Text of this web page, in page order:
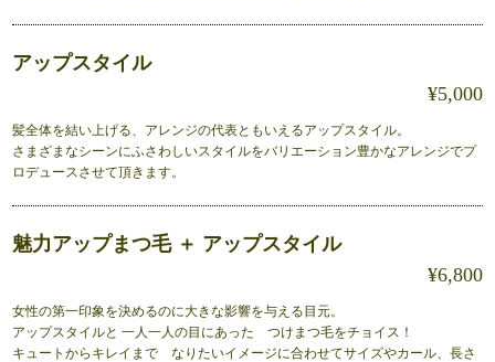
アップスタイル
¥5,000
髪全体を結い上げる、アレンジの代表ともいえるアップスタイル。
さまざまなシーンにふさわしいスタイルをバリエーション豊かなアレンジでプ
ロデュースさせて頂きます。
魅力アップまつ毛 ＋ アップスタイル
¥6,800
女性の第一印象を決めるのに大きな影響を与える目元。
アップスタイルと 一人一人の目にあった つけまつ毛をチョイス！
キュートからキレイまで なりたいイメージに合わせてサイズやカール、長さ